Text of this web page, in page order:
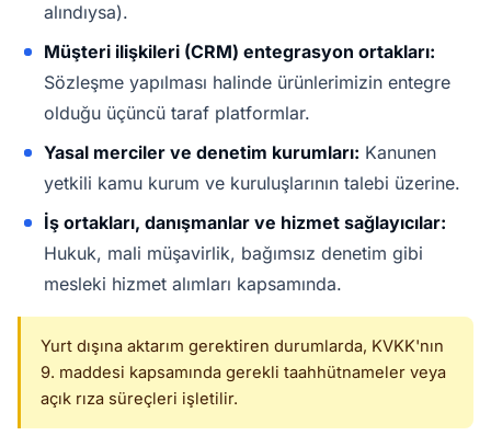
alındıysa).
Müşteri ilişkileri (CRM) entegrasyon ortakları:
Sözleşme yapılması halinde ürünlerimizin entegre
olduğu üçüncü taraf platformlar.
Yasal merciler ve denetim kurumları: Kanunen
yetkili kamu kurum ve kuruluşlarının talebi üzerine.
İş ortakları, danışmanlar ve hizmet sağlayıcılar:
Hukuk, mali müşavirlik, bağımsız denetim gibi
mesleki hizmet alımları kapsamında.
Yurt dışına aktarım gerektiren durumlarda, KVKK'nın
9. maddesi kapsamında gerekli taahhütnameler veya
açık rıza süreçleri işletilir.